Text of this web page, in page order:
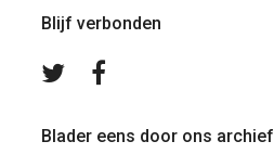
Blijf verbonden
Volg
TwitterFacebook
Blader eens door ons archief